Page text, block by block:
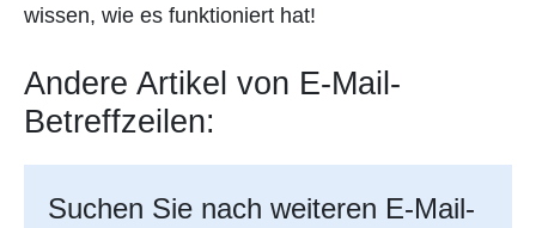
wissen, wie es funktioniert hat!
Andere Artikel von E-Mail-
Betreffzeilen:
Suchen Sie nach weiteren E-Mail-